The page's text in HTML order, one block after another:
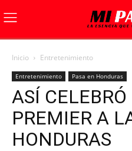
Inicio Entretenimiento
Entretenimiento Pasa en Honduras
ASÍ CELEBRÓ
PREMIER A
HONDURAS